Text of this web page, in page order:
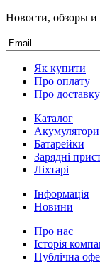
Новости, обзоры и
Як купити
Про оплату
Про доставку
Каталог
Акумулятори
Батарейки
Зарядні
Ліхтарі
Інформація
Новини
Про нас
Історія
Публічна